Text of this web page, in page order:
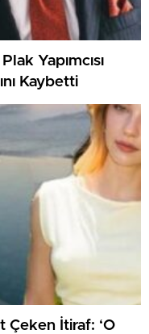
Yapımcısı
Kaybetti
Çeken İtiraf: ‘O